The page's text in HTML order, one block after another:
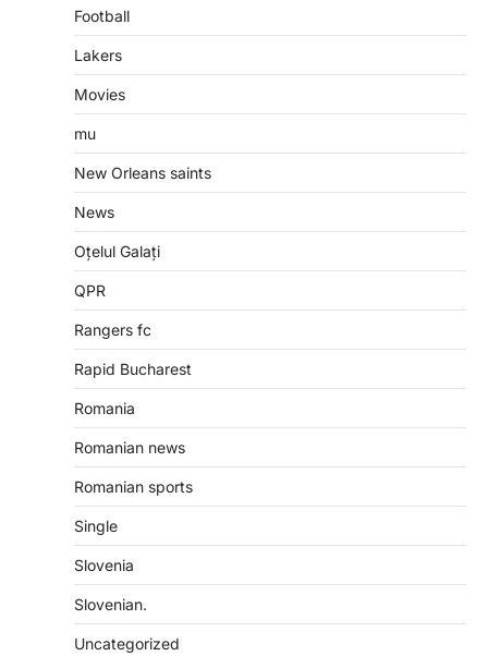
Football
Lakers
Movies
mu
New Orleans saints
News
Oțelul Galați
QPR
Rangers fc
Rapid Bucharest
Romania
Romanian news
Romanian sports
Single
Slovenia
Slovenian.
Uncategorized